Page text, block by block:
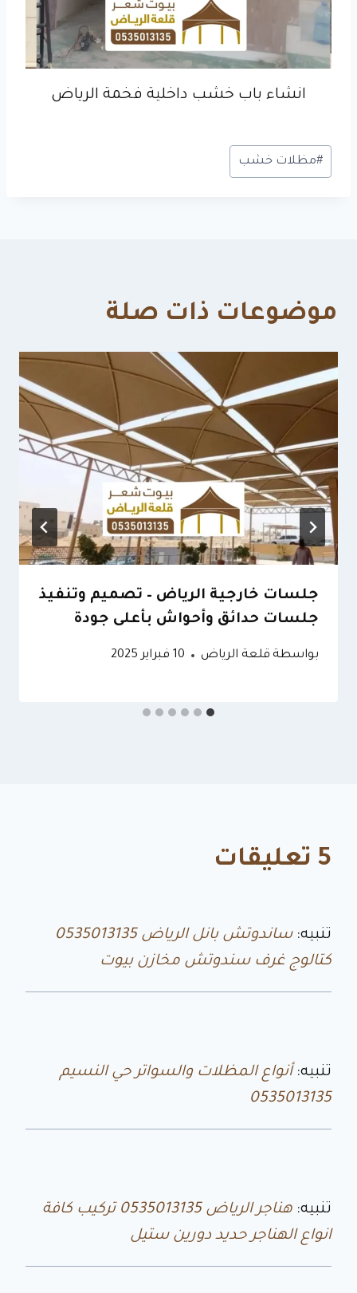
انشاء باب خشب داخلية فخمة الرياض
وسوم
المقال:
#مظلات خشب
موضوعات ذات صلة
جلسات خارجية الرياض – تصميم وتنفيذ
جلسات حدائق وأحواش بأعلى جودة
بواسطة قلعة الرياض 10 فبراير 2025
5 تعليقات
تنبيه:
ساندوتش بانل الرياض 0535013135
كتالوج غرف سندوتش مخازن بيوت
تنبيه:أنواع المظلات والسواتر حي النسيم
0535013135
تنبيه:
هناجر الرياض 0535013135 تركيب كافة
انواع الهناجر حديد دورين ستيل